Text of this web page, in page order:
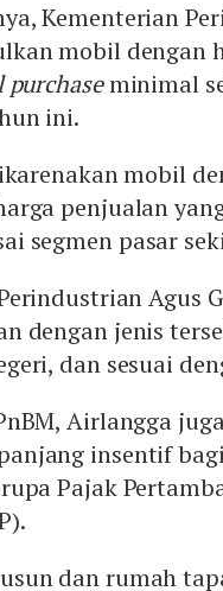
Kementerian
mobil dengan
purchaseminimal
ini.
mobil
penjualan
segmen pasar
Agus
dengan jenis
dan sesuai
Airlangga
insentif
Pajak
dan rumah